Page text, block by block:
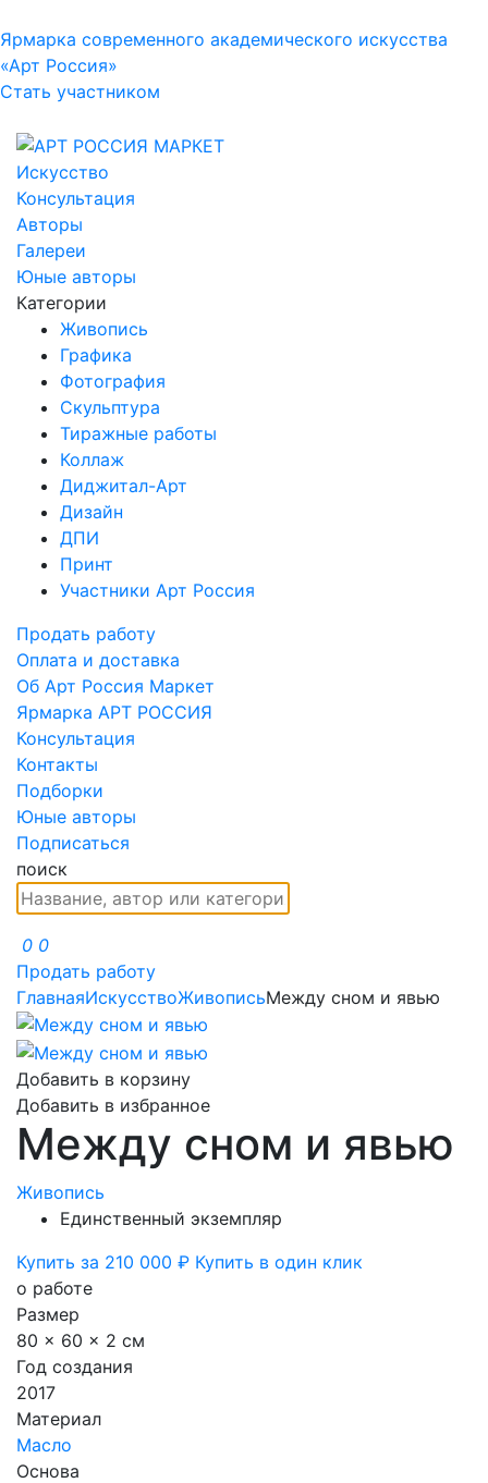
Ярмарка современного академического искусства
«Арт Россия»
Стать участником
Искусство
Консультация
Авторы
Галереи
Юные авторы
Категории
Живопись
Графика
Фотография
Скульптура
Тиражные работы
Коллаж
Диджитал-Арт
Дизайн
ДПИ
Принт
Участники Арт Россия
Продать работу
Оплата и доставка
Об Арт Россия Маркет
Ярмарка АРТ РОССИЯ
Консультация
Контакты
Подборки
Юные авторы
Подписаться
поиск
0 0
Продать работу
ГлавнаяИскусствоЖивописьМежду сном и явью
Добавить в корзину
Добавить в избранное
Между сном и явью
Живопись
Единственный экземпляр
Купить за 210 000 ₽ Купить в один клик
о работе
Размер
80 x 60 x 2 см
Год создания
2017
Материал
Масло
Основа